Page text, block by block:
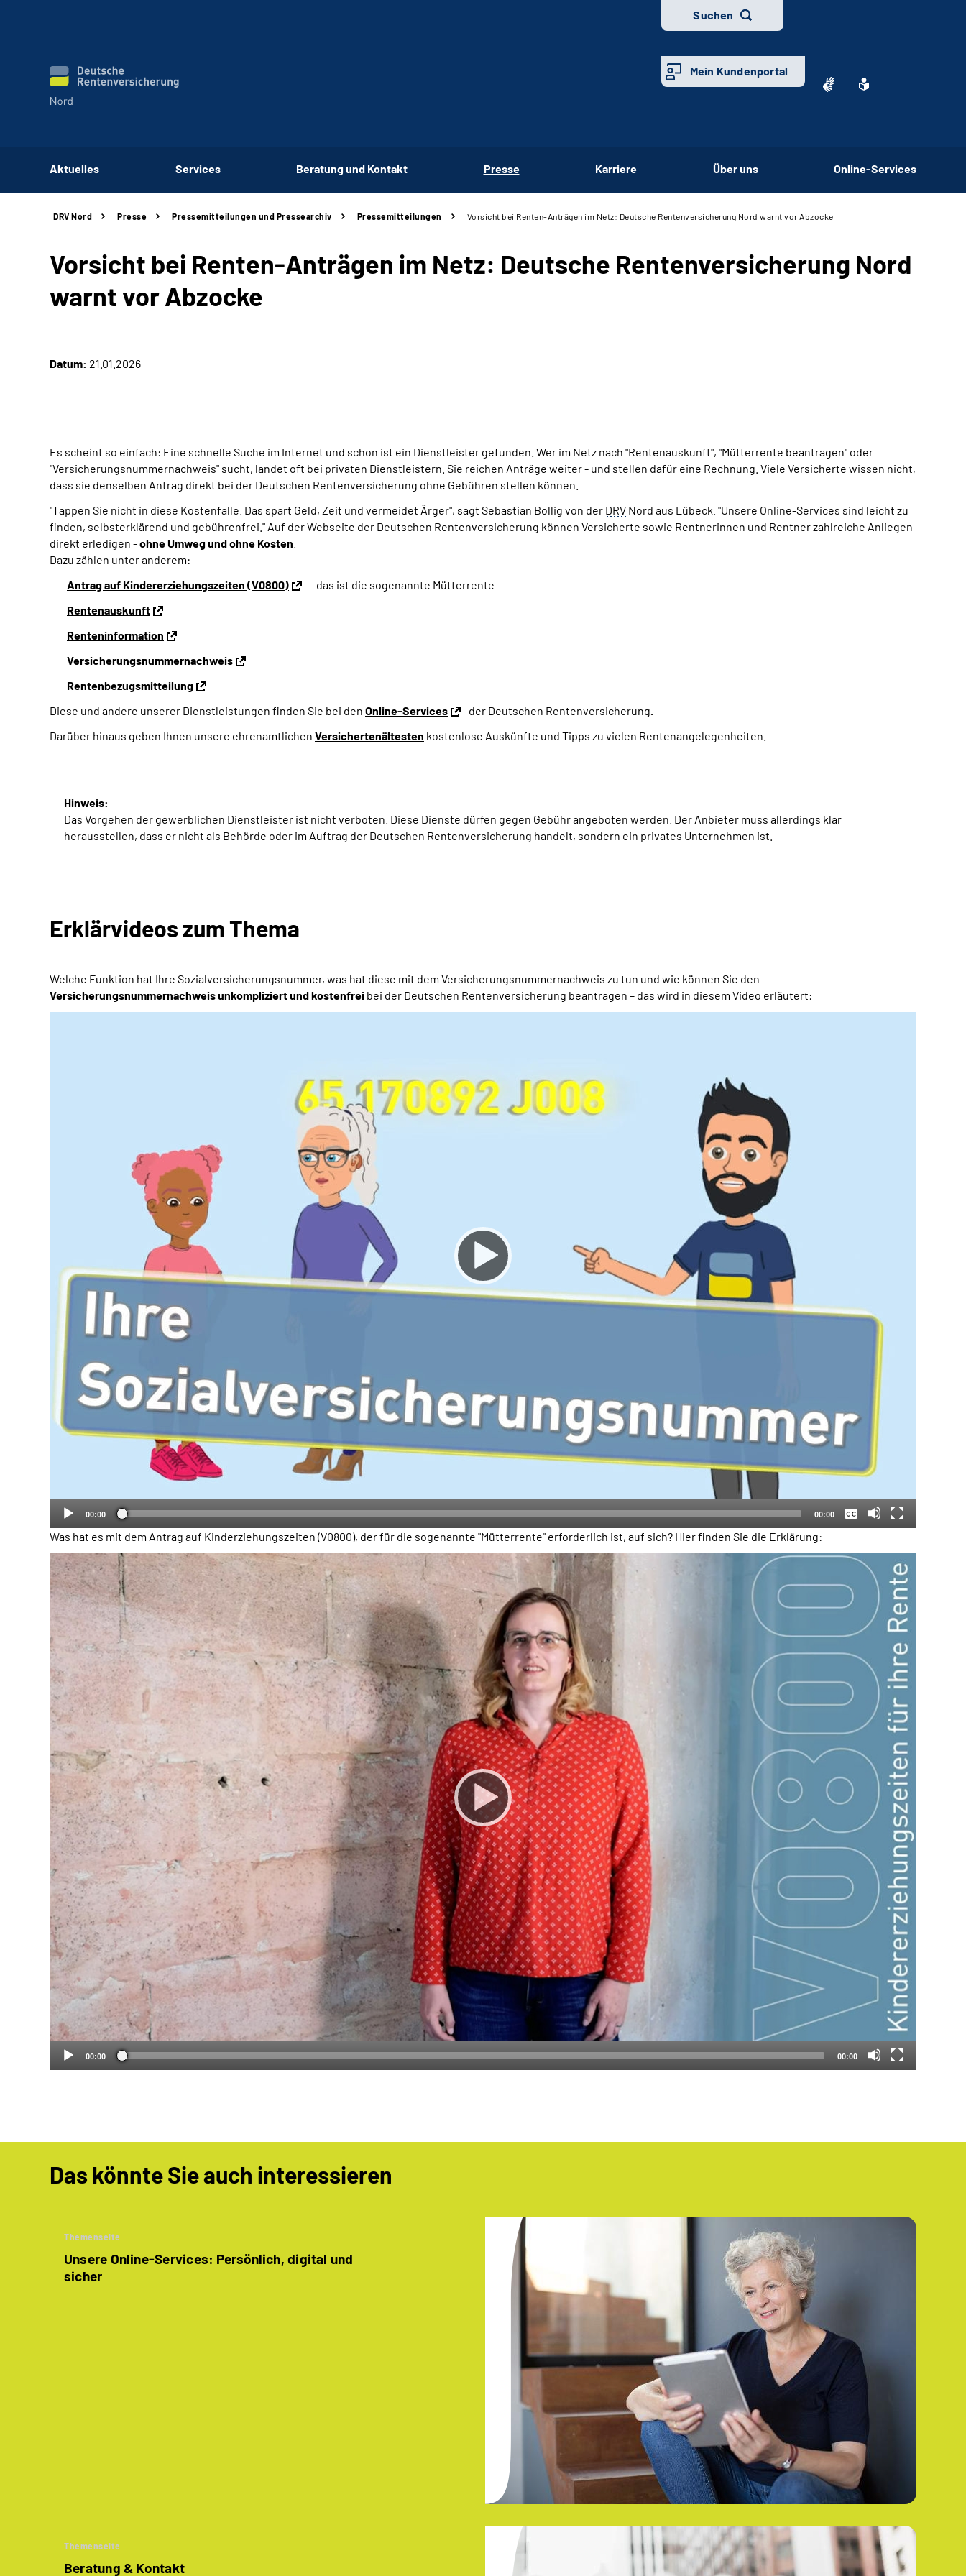
Suchen
Mein Kundenportal
Aktuelles Services Beratung und Kontakt Presse Karriere Über uns Online-Services
DRV Nord Presse Pressemitteilungen und Pressearchiv Pressemitteilungen Vorsicht bei Renten-Anträgen im Netz: Deutsche Rentenversicherung Nord warnt vor Abzocke
Vorsicht bei Renten-Anträgen im Netz: Deutsche Rentenversicherung Nord
warnt vor Abzocke
Datum: 21.01.2026
Es scheint so einfach: Eine schnelle Suche im Internet und schon ist ein Dienstleister gefunden. Wer im Netz nach "Rentenauskunft", "Mütterrente beantragen" oder
"Versicherungsnummernachweis" sucht, landet oft bei privaten Dienstleistern. Sie reichen Anträge weiter - und stellen dafür eine Rechnung. Viele Versicherte wissen nicht,
dass sie denselben Antrag direkt bei der Deutschen Rentenversicherung ohne Gebühren stellen können.
"Tappen Sie nicht in diese Kostenfalle. Das spart Geld, Zeit und vermeidet Ärger", sagt Sebastian Bollig von der DRV Nord aus Lübeck. "Unsere Online-Services sind leicht zu
finden, selbsterklärend und gebührenfrei." Auf der Webseite der Deutschen Rentenversicherung können Versicherte sowie Rentnerinnen und Rentner zahlreiche Anliegen
direkt erledigen -ohne Umweg und ohne Kosten
Dazu zählen unter anderem:
Antrag auf Kindererziehungszeiten (V0800)
- das ist die sogenannte Mütterrente
Rentenauskunft
Renteninformation
Versicherungsnummernachweis
Rentenbezugsmitteilung
Diese und andere unserer Dienstleistungen finden Sie bei den Online-Services der Deutschen Rentenversicherung.
Darüber hinaus geben Ihnen unsere ehrenamtlichen Versichertenältesten kostenlose Auskünfte und Tipps zu vielen Rentenangelegenheiten.
Hinweis:
Das Vorgehen der gewerblichen Dienstleister ist nicht verboten. Diese Dienste dürfen gegen Gebühr angeboten werden. Der Anbieter muss allerdings klar
herausstellen, dass er nicht als Behörde oder im Auftrag der Deutschen Rentenversicherung handelt, sondern ein privates Unternehmen ist.
Erklärvideos zum Thema
Welche Funktion hat Ihre Sozialversicherungsnummer, was hat diese mit dem Versicherungsnummernachweis zu tun und wie können Sie den
Versicherungsnummernachweis unkompliziert und kostenfrei bei der Deutschen Rentenversicherung beantragen – das wird in diesem Video erläutert:
00:00 00:00
Keine
Was hat es mit dem Antrag auf Kinderziehungszeiten (V0800), der für die sogenannte "Mütterrente" erforderlich ist, auf sich? Hier finden Sie die Erklärung:
00:00 00:00
Das könnte Sie auch interessieren
Themenseite
Unsere Online-Services: Persönlich, digital und
sicher
Themenseite
Beratung & Kontakt